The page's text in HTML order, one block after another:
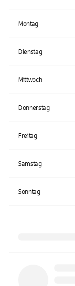
Montag
Dienstag
Mittwoch
Donnerstag
Freitag
Samstag
Sonntag